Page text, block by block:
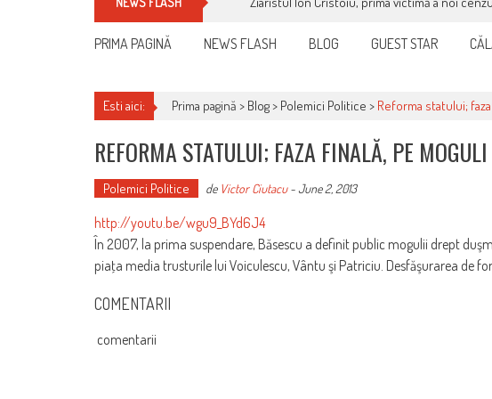
PRIMA PAGINĂ NEWS FLASH BLOG GUEST STAR
Esti aici: Prima pagină > Blog> Polemici Politice > Reforma statului;
REFORMA STATULUI; FAZA FINALĂ, PE MOGULI
Polemici Politice de Victor Ciutacu-June 2, 2013
http://youtu.be/wgu9_BYd6J4
În 2007, la prima suspendare, Băsescu a definit public mogulii drept
piaţa media trusturile lui Voiculescu, Vântu şi Patriciu. Desfăşurarea de
COMENTARII
comentarii